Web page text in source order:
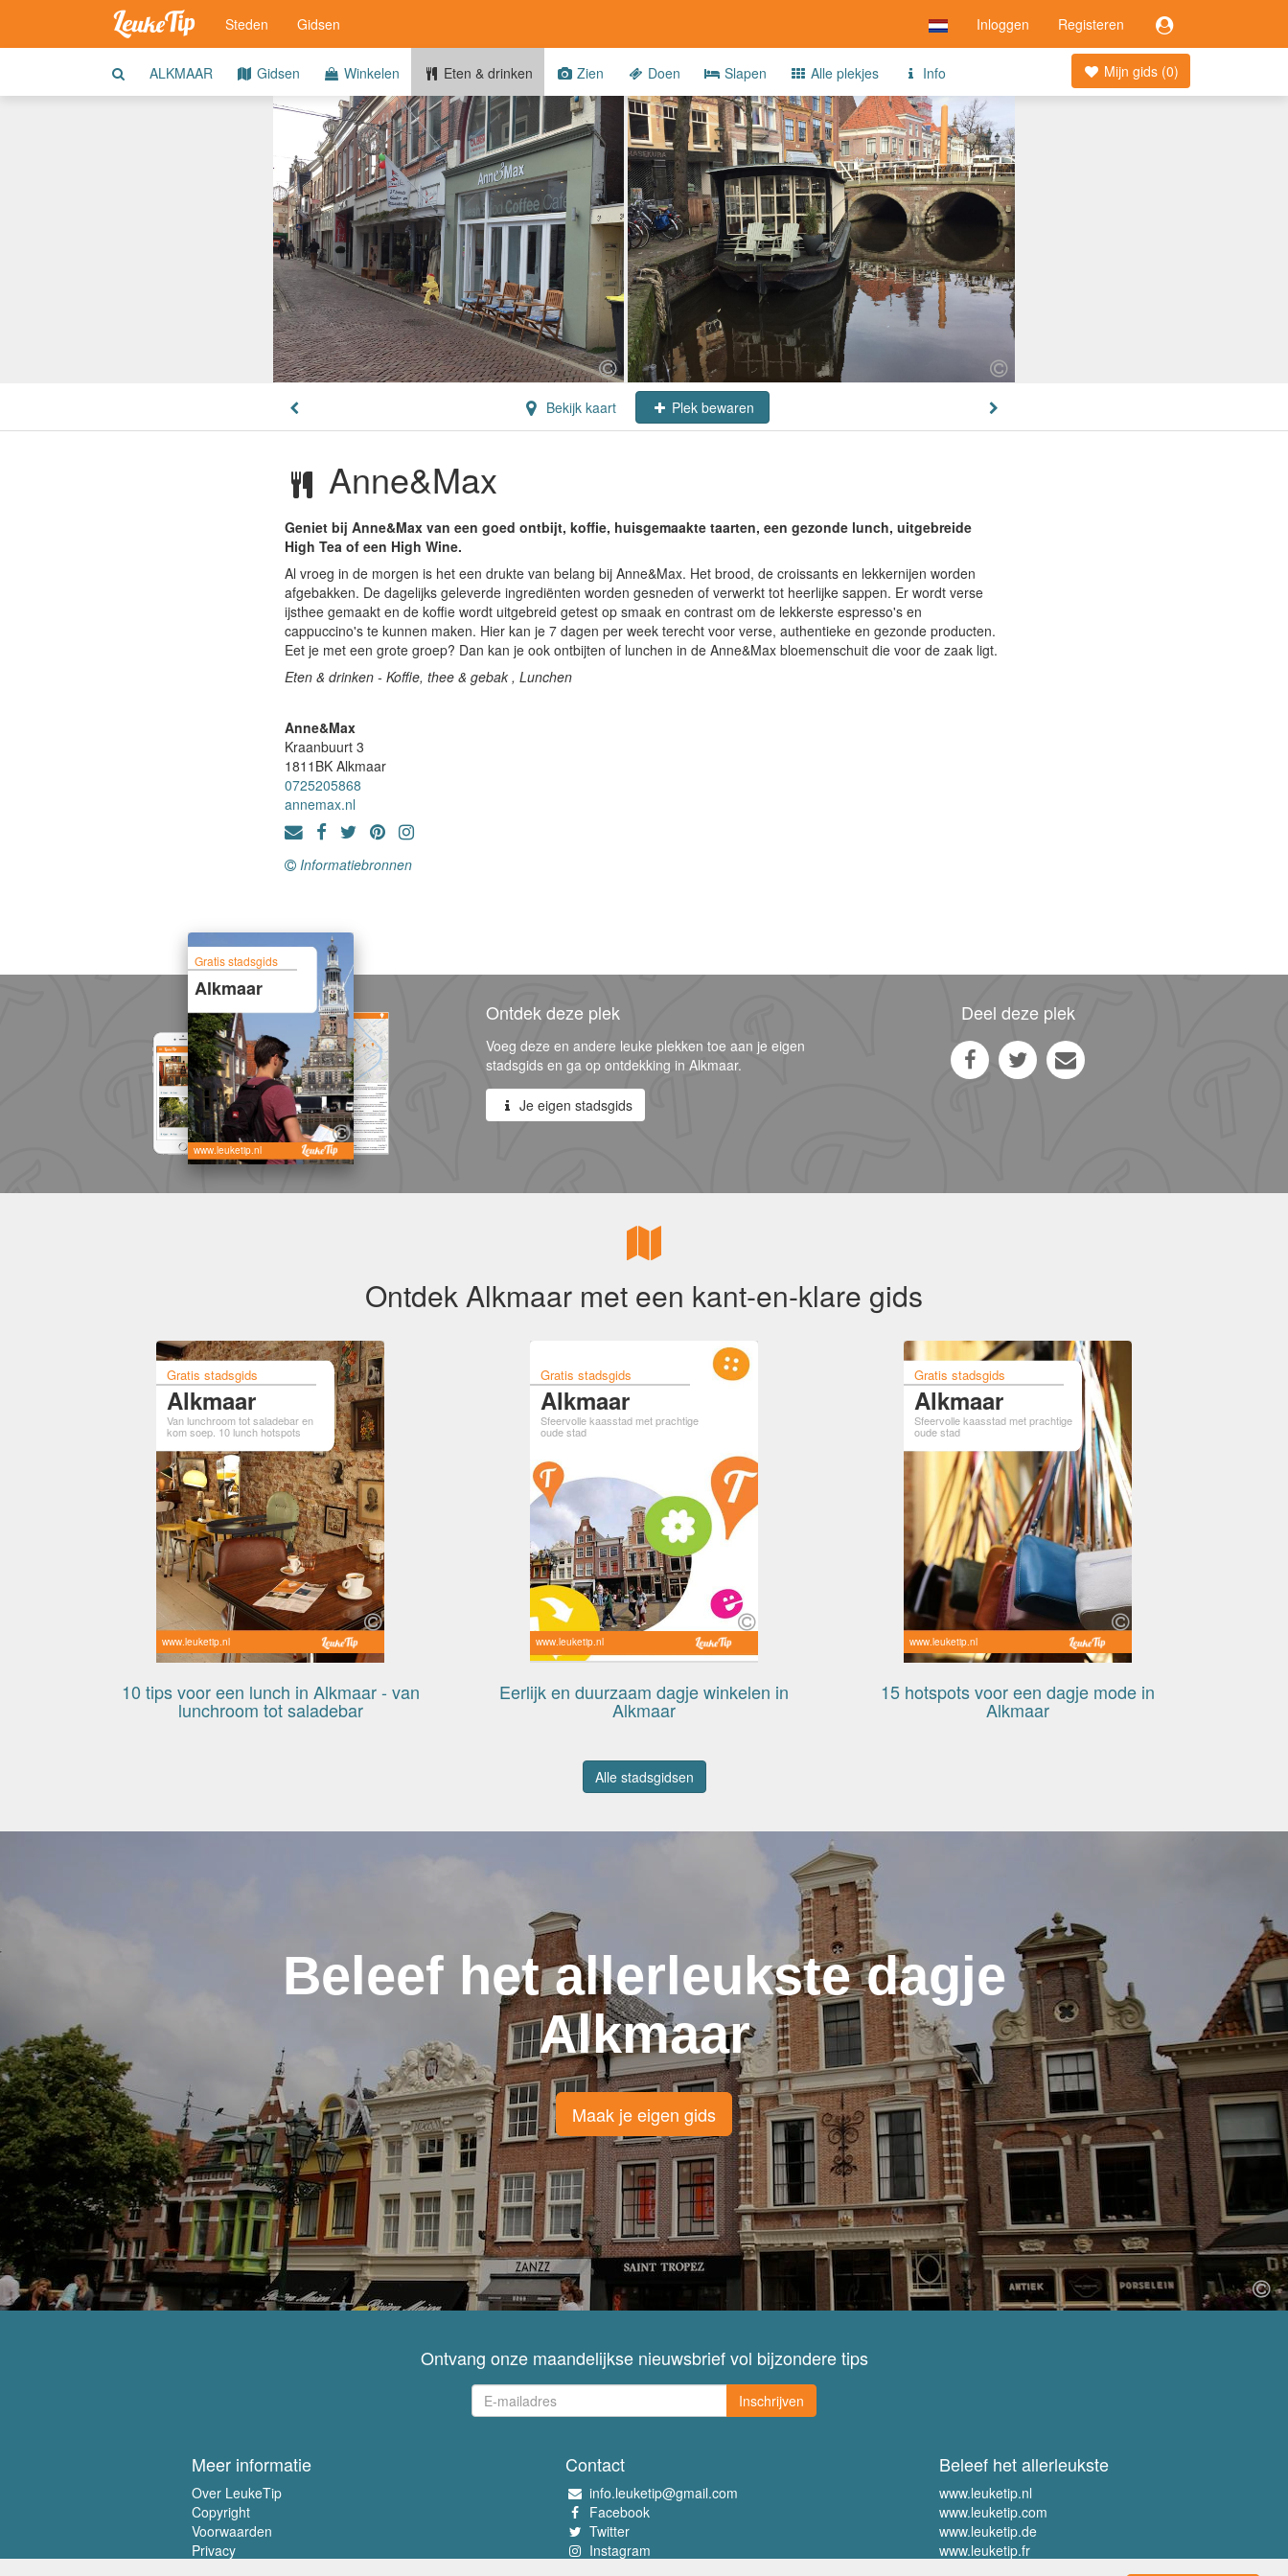
Inloggen Registeren
Steden Gidsen
Mijn gids (0)
ALKMAAR Gidsen Winkelen Eten & drinken Zien Doen Slapen Alle plekjes Info
Bekijk kaart Plek bewaren
Anne&Max
Geniet bij Anne&Max van een goed ontbijt, koffie, huisgemaakte taarten, een gezonde lunch, uitgebreide
High Tea of een High Wine.
Al vroeg in de morgen is het een drukte van belang bij Anne&Max. Het brood, de croissants en lekkernijen worden
afgebakken. De dagelijks geleverde ingrediënten worden gesneden of verwerkt tot heerlijke sappen. Er wordt verse
ijsthee gemaakt en de koffie wordt uitgebreid getest op smaak en contrast om de lekkerste espresso's en
cappuccino's te kunnen maken. Hier kan je 7 dagen per week terecht voor verse, authentieke en gezonde producten.
Eet je met een grote groep? Dan kan je ook ontbijten of lunchen in de Anne&Max bloemenschuit die voor de zaak ligt.
Eten & drinken - Koffie, thee & gebak , Lunchen
Anne&Max
Kraanbuurt 3
1811BK Alkmaar
0725205868
annemax.nl
Informatiebronnen
Gratis stadsgids
Alkmaar
www.leuketip.nl
Ontdek deze plek
Voeg deze en andere leuke plekken toe aan je eigen
stadsgids en ga op ontdekking in Alkmaar.
Je eigen stadsgids
Deel deze plek
Ontdek Alkmaar met een kant-en-klare gids
Gratis stadsgids
Alkmaar
Van lunchroom tot saladebar en
kom soep. 10 lunch hotspots
www.leuketip.nl
10 tips voor een lunch in Alkmaar - van
lunchroom tot saladebar
Gratis stadsgids
Alkmaar
Sfeervolle kaasstad met prachtige
oude stad
www.leuketip.nl
Eerlijk en duurzaam dagje winkelen in
Alkmaar
Gratis stadsgids
Alkmaar
Sfeervolle kaasstad met prachtige
oude stad
www.leuketip.nl
15 hotspots voor een dagje mode in
Alkmaar
Alle stadsgidsen
Beleef het allerleukste dagje
Alkmaar
Maak je eigen gids
Ontvang onze maandelijkse nieuwsbrief vol bijzondere tips
Inschrijven
Meer informatie
Over LeukeTip
Copyright
Voorwaarden
Privacy
Contact
info.leuketip@gmail.com
Facebook
Twitter
Instagram
Beleef het allerleukste
www.leuketip.nl
www.leuketip.com
www.leuketip.de
www.leuketip.fr